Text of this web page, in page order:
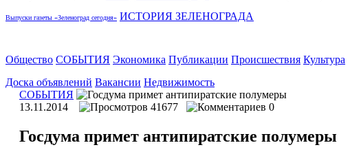
Выпуски газеты «Зеленоград сегодня» ИСТОРИЯ ЗЕЛЕНОГРАДА
Общество СОБЫТИЯ Экономика Публикации Происшествия Культура
Доска объявлений Вакансии Недвижимость
СОБЫТИЯ
13.11.2014
41677 0
Госдума примет антипиратские полумеры